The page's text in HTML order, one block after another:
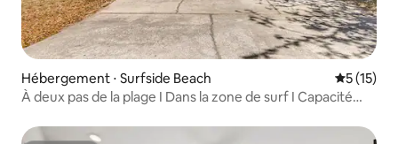
Hébergement ⋅ Surfside Beach
5 (15)
À deux pas de la plage I Dans la zone de surf I Capacité